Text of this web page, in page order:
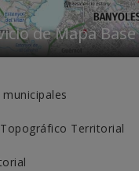
de Mapa Base
Territorial